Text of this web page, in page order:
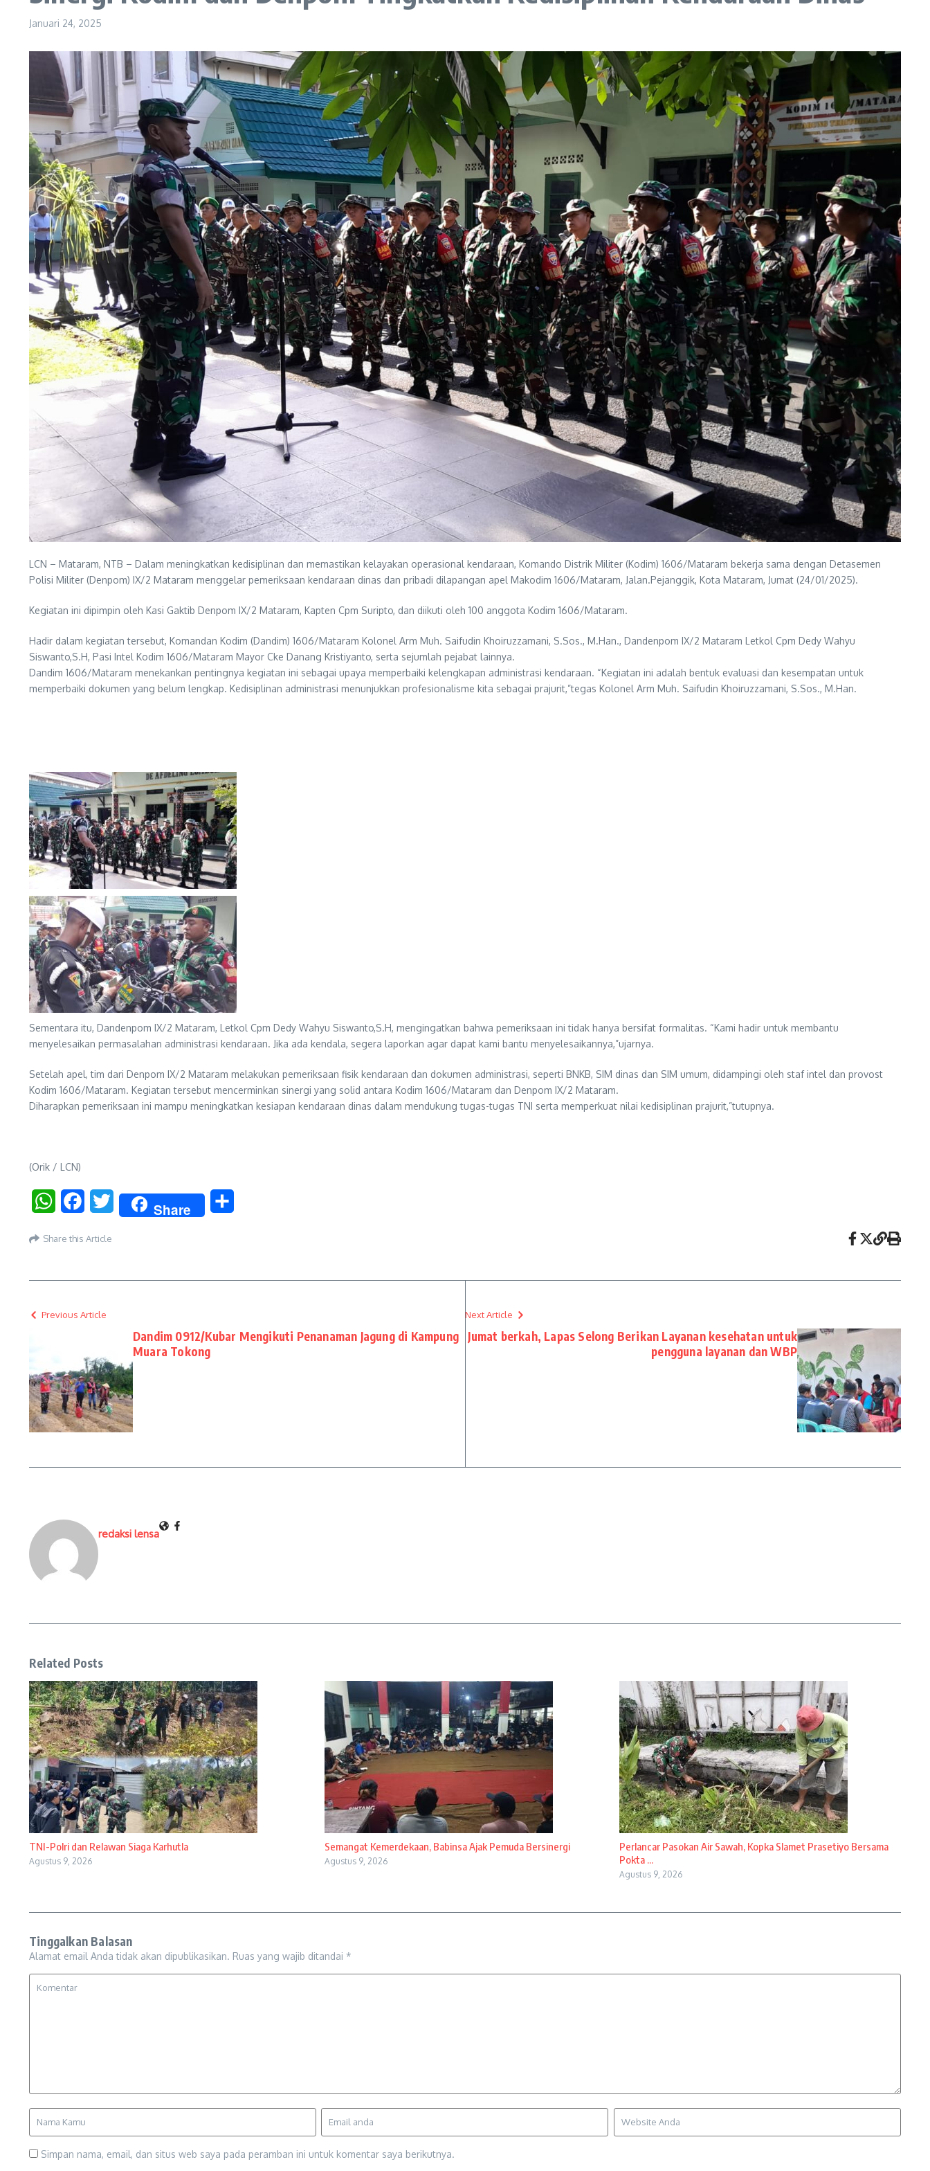
Januari 24, 2025
LCN – Mataram, NTB – Dalam meningkatkan kedisiplinan dan memastikan kelayakan operasional kendaraan, Komando Distrik Militer (Kodim) 1606/Mataram bekerja sama dengan Detasemen
Polisi Militer (Denpom) IX/2 Mataram menggelar pemeriksaan kendaraan dinas dan pribadi dilapangan apel Makodim 1606/Mataram, Jalan.Pejanggik, Kota Mataram, Jumat (24/01/2025).
Kegiatan ini dipimpin oleh Kasi Gaktib Denpom IX/2 Mataram, Kapten Cpm Suripto, dan diikuti oleh 100 anggota Kodim 1606/Mataram.
Hadir dalam kegiatan tersebut, Komandan Kodim (Dandim) 1606/Mataram Kolonel Arm Muh. Saifudin Khoiruzzamani, S.Sos., M.Han., Dandenpom IX/2 Mataram Letkol Cpm Dedy Wahyu
Siswanto,S.H, Pasi Intel Kodim 1606/Mataram Mayor Cke Danang Kristiyanto, serta sejumlah pejabat lainnya.
Dandim 1606/Mataram menekankan pentingnya kegiatan ini sebagai upaya memperbaiki kelengkapan administrasi kendaraan. “Kegiatan ini adalah bentuk evaluasi dan kesempatan untuk
memperbaiki dokumen yang belum lengkap. Kedisiplinan administrasi menunjukkan profesionalisme kita sebagai prajurit,”tegas Kolonel Arm Muh. Saifudin Khoiruzzamani, S.Sos., M.Han.
Sementara itu, Dandenpom IX/2 Mataram, Letkol Cpm Dedy Wahyu Siswanto,S.H, mengingatkan bahwa pemeriksaan ini tidak hanya bersifat formalitas. “Kami hadir untuk membantu
menyelesaikan permasalahan administrasi kendaraan. Jika ada kendala, segera laporkan agar dapat kami bantu menyelesaikannya,”ujarnya.
Setelah apel, tim dari Denpom IX/2 Mataram melakukan pemeriksaan fisik kendaraan dan dokumen administrasi, seperti BNKB, SIM dinas dan SIM umum, didampingi oleh staf intel dan provost
Kodim 1606/Mataram. Kegiatan tersebut mencerminkan sinergi yang solid antara Kodim 1606/Mataram dan Denpom IX/2 Mataram.
Diharapkan pemeriksaan ini mampu meningkatkan kesiapan kendaraan dinas dalam mendukung tugas-tugas TNI serta memperkuat nilai kedisiplinan prajurit,”tutupnya.
(Orik / LCN)
WhatsAppFacebookTwitter Share
Share this Article
Previous Article
Dandim 0912/Kubar Mengikuti Penanaman Jagung di Kampung
Muara Tokong
Next Article
Jumat berkah, Lapas Selong Berikan Layanan kesehatan untuk
pengguna layanan dan WBP
redaksi lensa
Related Posts
TNI-Polri dan Relawan Siaga Karhutla
Agustus 9, 2026
Semangat Kemerdekaan, Babinsa Ajak Pemuda Bersinergi
Agustus 9, 2026
Perlancar Pasokan Air Sawah, Kopka Slamet Prasetiyo Bersama
Pokta ...
Agustus 9, 2026
Tinggalkan Balasan
Alamat email Anda tidak akan dipublikasikan. Ruas yang wajib ditandai *
Simpan nama, email, dan situs web saya pada peramban ini untuk komentar saya berikutnya.